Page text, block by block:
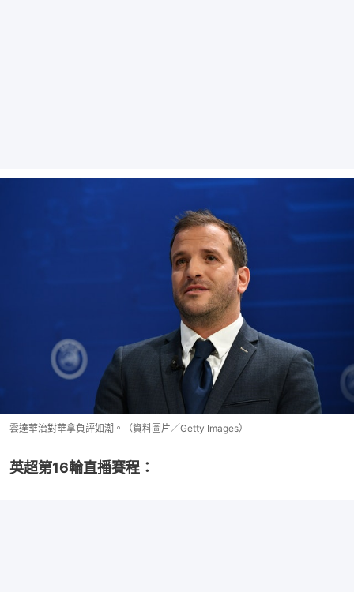
雲達華治對華拿負評如潮。（資料圖片／Getty Images）
英超第16輪直播賽程：